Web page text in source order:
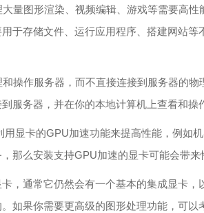
量图形渲染、视频编辑、游戏等需要高性
于存储文件、运行应用程序、搭建网站等
操作服务器，而不直接连接到服务器的
服务器，并在你的本地计算机上查看和操
显卡的GPU加速功能来提高性能，例如
那么安装支持GPU加速的显卡可能会带来
，通常它仍然会有一个基本的集成显卡，
如果你需要更高级的图形处理功能，可以